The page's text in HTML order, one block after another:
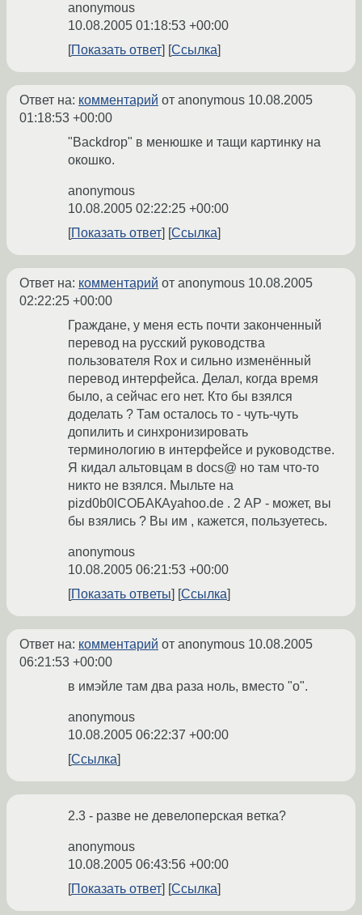
anonymous
10.08.2005 01:18:53 +00:00
Показать ответ
Ссылка
Ответ на: комментарий от anonymous 10.08.2005
01:18:53 +00:00
"Backdrop" в менюшке и тащи картинку на
окошко.
anonymous
10.08.2005 02:22:25 +00:00
Показать ответ
Ссылка
Ответ на: комментарий от anonymous 10.08.2005
02:22:25 +00:00
Граждане, у меня есть почти законченный
перевод на русский руководства
пользователя Rox и сильно изменённый
перевод интерфейса. Делал, когда время
было, а сейчас его нет. Кто бы взялся
доделать ? Там осталось то - чуть-чуть
допилить и синхронизировать
терминологию в интерфейсе и руководстве.
Я кидал альтовцам в docs@ но там что-то
никто не взялся. Мыльте на
pizd0b0lСОБАКАyahoo.de . 2 АР - может, вы
бы взялись ? Вы им , кажется, пользуетесь.
anonymous
10.08.2005 06:21:53 +00:00
Показать ответы
Ссылка
Ответ на: комментарий от anonymous 10.08.2005
06:21:53 +00:00
в имэйле там два раза ноль, вместо "о".
anonymous
10.08.2005 06:22:37 +00:00
Ссылка
2.3 - разве не девелоперская ветка?
anonymous
10.08.2005 06:43:56 +00:00
Показать ответ
Ссылка